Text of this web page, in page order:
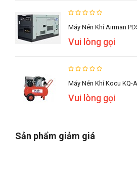
Máy Nén Khí Airman
Vui lòng gọi
Máy Nén Khí Kocu KQ-
Vui lòng gọi
Sản phẩm giảm giá